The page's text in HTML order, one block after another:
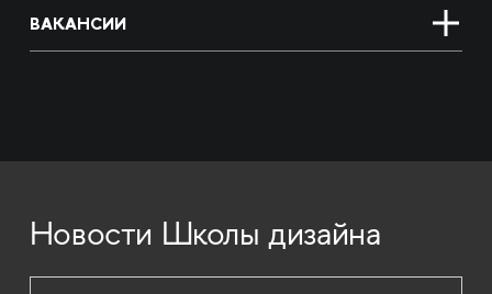
ВАКАНСИИ
Новости Школы дизайна